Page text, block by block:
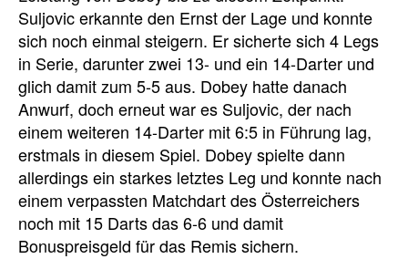
Suljovic erkannte den Ernst der Lage und konnte
sich noch einmal steigern. Er sicherte sich 4 Legs
in Serie, darunter zwei 13- und ein 14-Darter und
glich damit zum 5-5 aus. Dobey hatte danach
Anwurf, doch erneut war es Suljovic, der nach
einem weiteren 14-Darter mit 6:5 in Führung lag,
erstmals in diesem Spiel. Dobey spielte dann
allerdings ein starkes letztes Leg und konnte nach
einem verpassten Matchdart des Österreichers
noch mit 15 Darts das 6-6 und damit
Bonuspreisgeld für das Remis sichern.